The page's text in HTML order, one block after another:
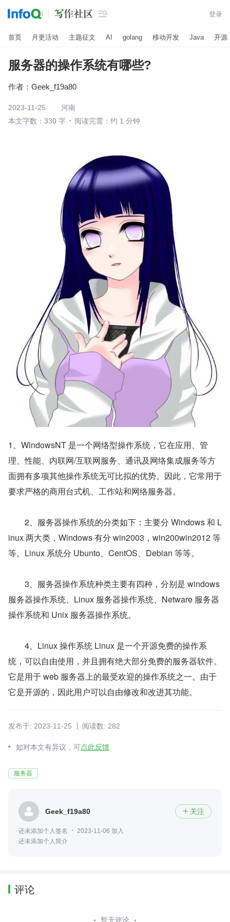
 登录
首页 月更活动 主题征文 AI golang 移动开发 Java 开源
服务器的操作系统有哪些?
作者： Geek_f19a80
2023-11-25
河南
本文字数：330 字
阅读完需：约 1 分钟
1、WindowsNT 是一个网络型操作系统，它在应用、管
理、性能、内联网/互联网服务、通讯及网络集成服务等方
面拥有多项其他操作系统无可比拟的优势。因此，它常用于
要求严格的商用台式机、工作站和网络服务器。
2、服务器操作系统的分类如下：主要分 Windows 和 L
inux 两大类，Windows 有分 win2003，win200win2012 等
等。Linux 系统分 Ubunto、CentOS、Debian 等等。
3、服务器操作系统种类主要有四种，分别是 windows
服务器操作系统、Linux 服务器操作系统、Netware 服务器
操作系统和 Unix 服务器操作系统。
4、Linux 操作系统 Linux 是一个开源免费的操作系
统，可以自由使用，并且拥有绝大部分免费的服务器软件。
它是用于 web 服务器上的最受欢迎的操作系统之一。由于
它是开源的，因此用户可以自由修改和改进其功能。
发布于: 2023-11-25 阅读数: 282
如对本文有异议，可点此反馈
服务器
Geek_f19a80  关注
还未添加个人签名
2023-11-06 加入
还未添加个人简介
评论
暂无评论